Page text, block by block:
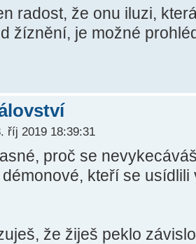
radost, že onu iluzi,
žíznění, je možné
říj 2019 18:39:31
proč se
kteří se usídlili
že žiješ peklo